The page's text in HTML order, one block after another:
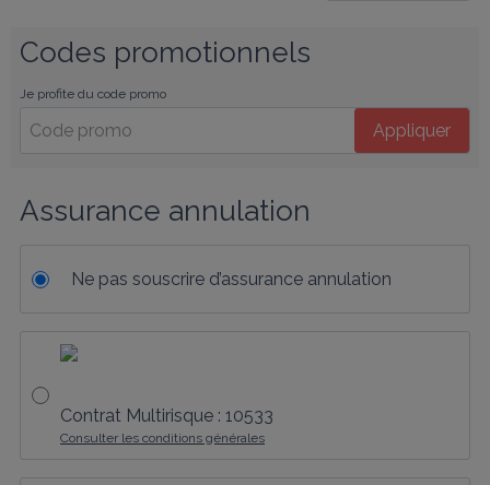
Codes promotionnels
Je profite du code promo
Appliquer
Assurance annulation
Ne pas souscrire d’assurance annulation
Contrat Multirisque : 10533
Consulter les conditions générales